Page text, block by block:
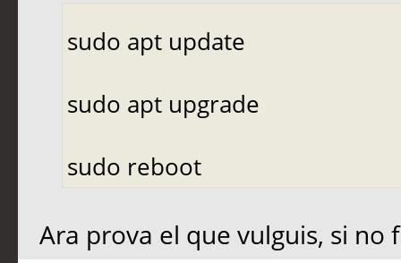
sudo apt update
sudo apt upgrade
sudo reboot
Ara prova el que vulguis, si no